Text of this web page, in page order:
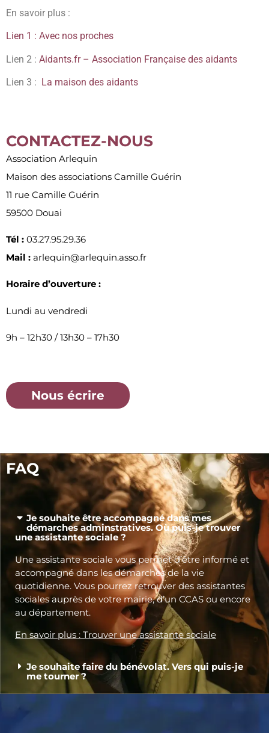
En savoir plus :
Lien 1 : Avec nos proches
Lien 2 : Aidants.fr – Association Française des aidants
Lien 3 : La maison des aidants
CONTACTEZ-NOUS
Association Arlequin
Maison des associations Camille Guérin
11 rue Camille Guérin
59500 Douai
Tél : 03.27.95.29.36
Mail : arlequin@arlequin.asso.fr
Horaire d’ouverture :
Lundi au vendredi
9h – 12h30 / 13h30 – 17h30
Nous écrire
FAQ
Je souhaite être accompagné dans mes
démarches adminstratives. Où puis-je trouver
une assistante sociale ?
Une assistante sociale vous permet d’être informé et
accompagné dans les démarches de la vie
quotidienne. Vous pourrez retrouver des assistantes
sociales auprès de votre mairie, d’un CCAS ou encore
au département.
En savoir plus : Trouver une assistante sociale
Je souhaite faire du bénévolat. Vers qui puis-je
me tourner ?